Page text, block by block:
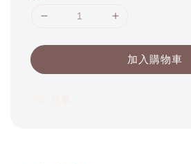
加入購物車